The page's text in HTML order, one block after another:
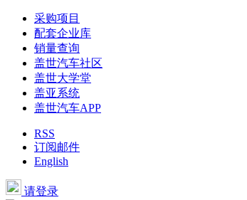
采购项目
配套企业库
销量查询
盖世汽车社区
盖世大学堂
盖亚系统
盖世汽车APP
RSS
订阅邮件
English
请登录